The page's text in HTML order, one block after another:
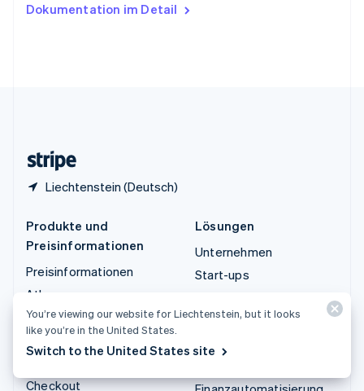
Dokumentation im Detail
Liechtenstein (Deutsch)
English
Produkte und
Preisinformationen
Preisinformationen
Atlas
Authorization Boost
Billing
Checkout
Lösungen
Unternehmen
Start-ups
Agentenbasierter Handel
Krypto
E-Commerce
You’re viewing our website for Liechtenstein, but it looks
like you’re in the United States.
Switch to the United States site